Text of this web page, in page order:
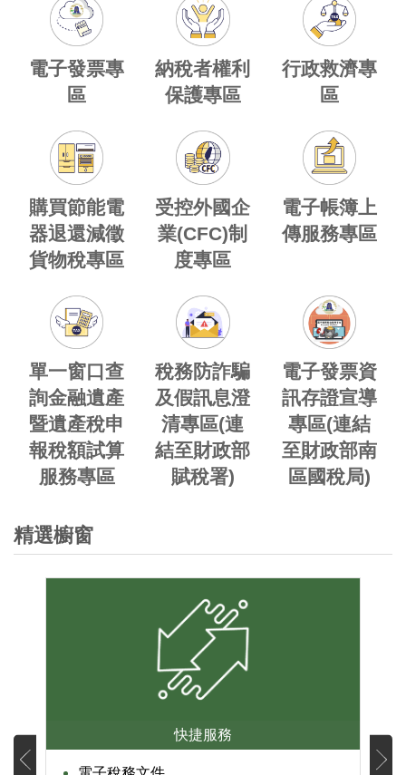
電子發票專
區
納稅者權利
保護專區
行政救濟專
區
購買節能電
器退還減徵
貨物稅專區
受控外國企
業(CFC)制
度專區
電子帳簿上
傳服務專區
單一窗口查
詢金融遺產
暨遺產稅申
報稅額試算
服務專區
稅務防詐騙
及假訊息澄
清專區(連
結至財政部
賦稅署)
電子發票資
訊存證宣導
專區(連結
至財政部南
區國稅局)
精選櫥窗
快捷服務